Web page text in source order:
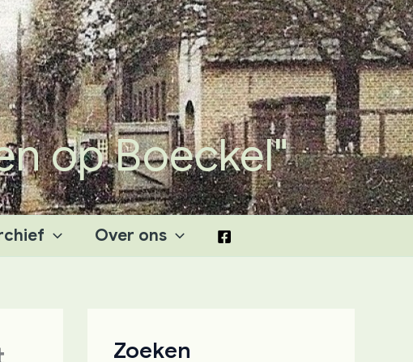
op Boeckel"
Over ons
Zoeken